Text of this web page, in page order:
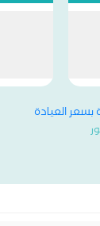
بسعر العيادة